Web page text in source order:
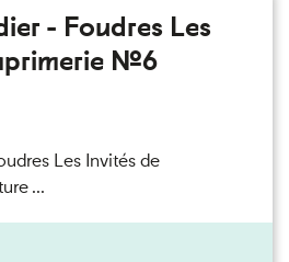
- Foudres Les
n°6
Les Invités de
...